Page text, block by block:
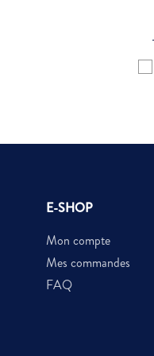
E-SHOP
Mon compte
Mes commandes
FAQ